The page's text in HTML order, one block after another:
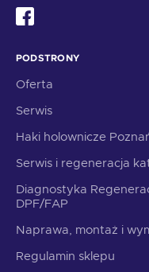
PODSTRONY
Oferta
Serwis
Haki holownicze
Serwis i regeneracja
Diagnostyka
DPF/FAP
Naprawa, montaż i
Regulamin sklepu